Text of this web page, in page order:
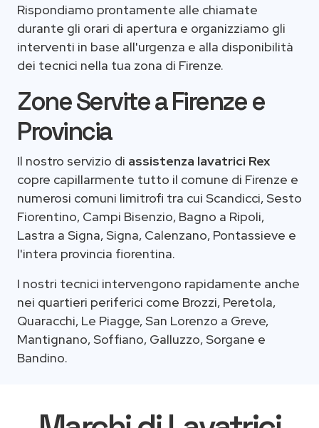
Rispondiamo prontamente alle chiamate
durante gli orari di apertura e organizziamo gli
interventi in base all'urgenza e alla disponibilità
dei tecnici nella tua zona di Firenze.
Zone Servite a Firenze e
Provincia
Il nostro servizio di assistenza lavatrici Rex
copre capillarmente tutto il comune di Firenze e
numerosi comuni limitrofi tra cui Scandicci, Sesto
Fiorentino, Campi Bisenzio, Bagno a Ripoli,
Lastra a Signa, Signa, Calenzano, Pontassieve e
l'intera provincia fiorentina.
I nostri tecnici intervengono rapidamente anche
nei quartieri periferici come Brozzi, Peretola,
Quaracchi, Le Piagge, San Lorenzo a Greve,
Mantignano, Soffiano, Galluzzo, Sorgane e
Bandino.